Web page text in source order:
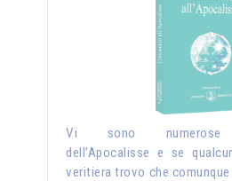
Vi sono numerose
dell’Apocalisse e se
veritiera trovo che